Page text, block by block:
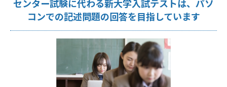
センター試験に代わる新大学入試テストは、パソ
コンでの記述問題の回答を目指しています